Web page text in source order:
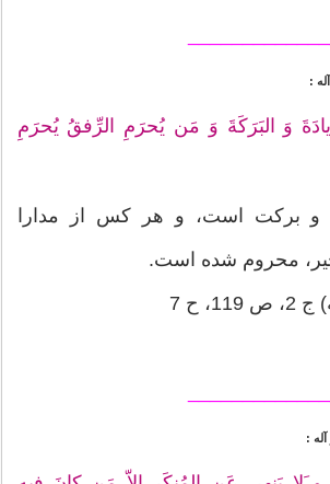
:
وَ البَرَكَةَ وَ مَن يُحرَمِ الرِّفقُ يُحرَمِ
و بركت است، و هر كس از مدارا
محروم شده است.
ح 7
: